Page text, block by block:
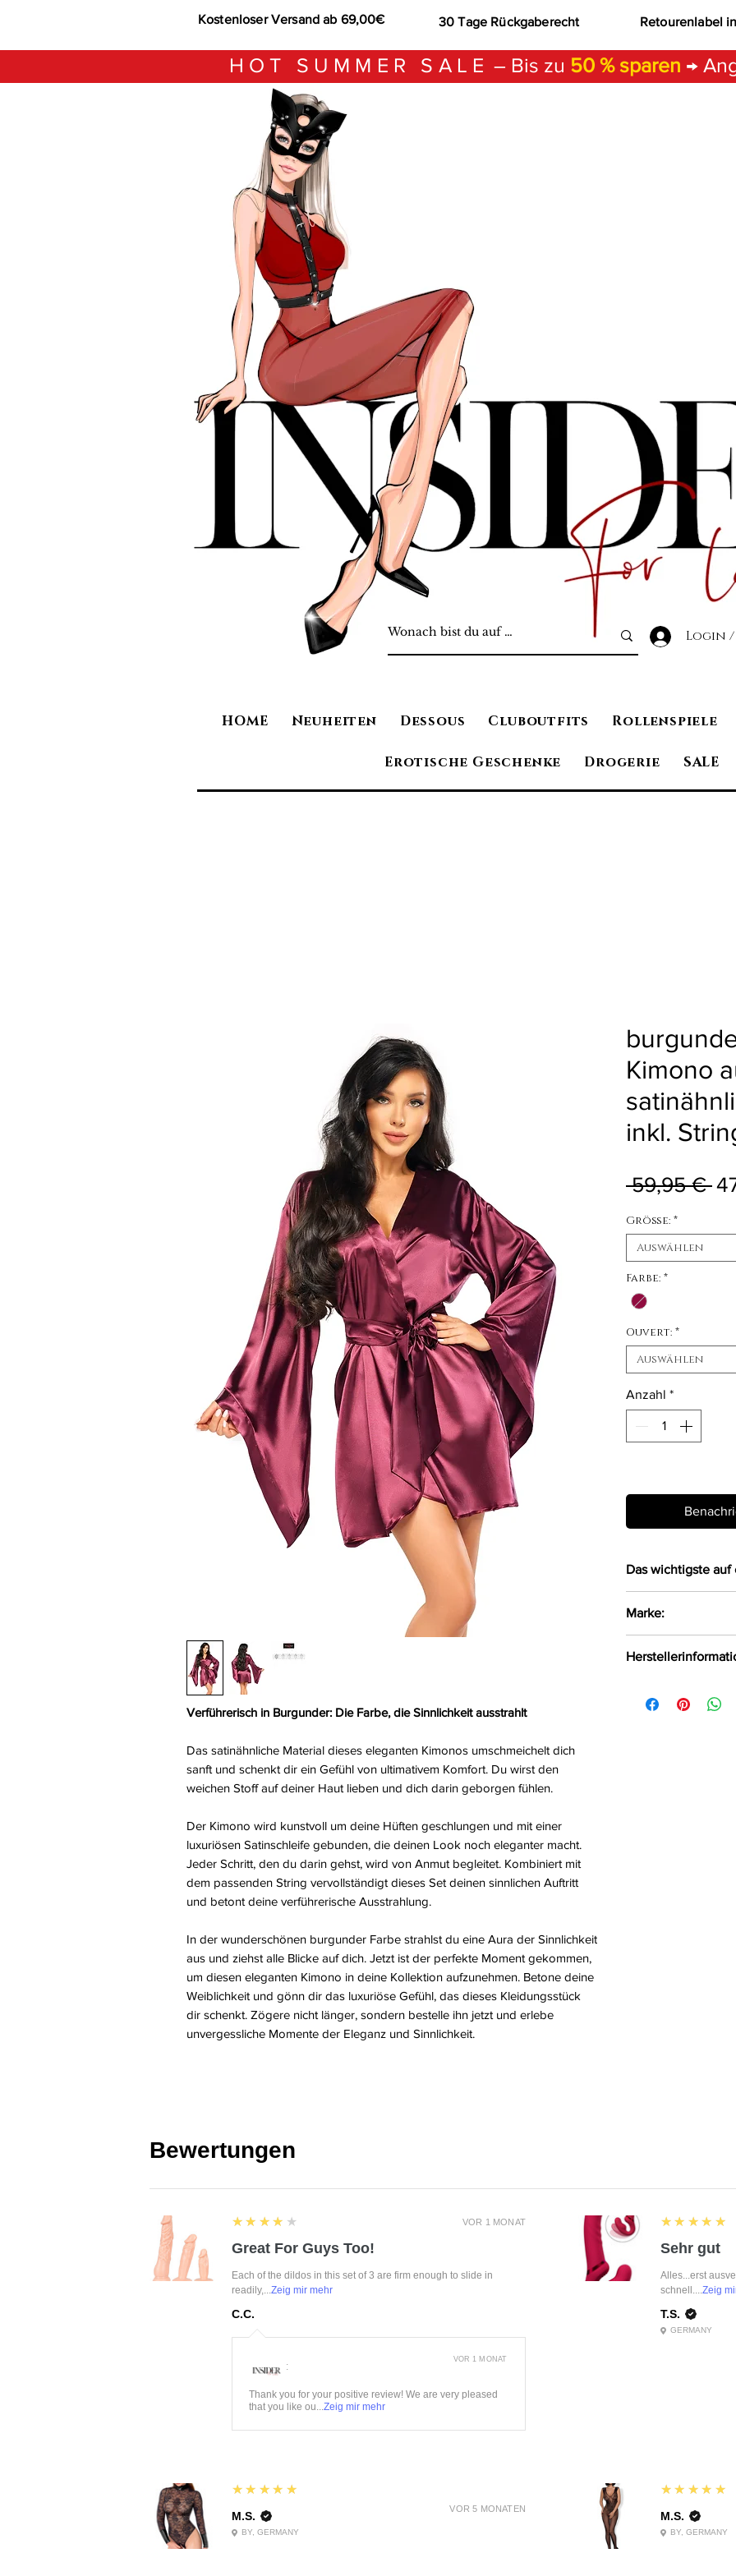
Kostenloser Versand ab 69,00€ 30 Tage Rückgaberecht Retourenlabel
HOT SUMMER SALE – Bis zu 50 % sparen →
Login /
HOME Neuheiten Dessous Cluboutfits Rollenspiele
Erotische Geschenke Drogerie SALE
Verführerisch in Burgunder: Die Farbe, die Sinnlichkeit ausstrahlt
Das satinähnliche Material dieses eleganten Kimonos umschmeichelt dich
sanft und schenkt dir ein Gefühl von ultimativem Komfort. Du wirst den
weichen Stoff auf deiner Haut lieben und dich darin geborgen fühlen.
Der Kimono wird kunstvoll um deine Hüften geschlungen und mit einer
luxuriösen Satinschleife gebunden, die deinen Look noch eleganter macht.
Jeder Schritt, den du darin gehst, wird von Anmut begleitet. Kombiniert mit
dem passenden String vervollständigt dieses Set deinen sinnlichen Auftritt
und betont deine verführerische Ausstrahlung.
In der wunderschönen burgunder Farbe strahlst du eine Aura der Sinnlichkeit
aus und ziehst alle Blicke auf dich. Jetzt ist der perfekte Moment gekommen,
um diesen eleganten Kimono in deine Kollektion aufzunehmen. Betone deine
Weiblichkeit und gönn dir das luxuriöse Gefühl, das dieses Kleidungsstück
dir schenkt. Zögere nicht länger, sondern bestelle ihn jetzt und erlebe
unvergessliche Momente der Eleganz und Sinnlichkeit.
Kimono
inkl.
59,95 €
Größe: *
Auswählen
Farbe: *
Ouvert: *
Auswählen
Anzahl *
Das wichtigste auf
satinähnlichem
Das weiche
Haut
Satinschleife
Marke:
Wielka, Polen, 42-
Bewertungen
VOR 1 MONAT
4
★★★★★
Great For Guys Too!
Each of the dildos in this set of 3 are firm enough to slide in
readily,...Zeig mir mehr
C.C.
:
Thank you for your positive review! We are very pleased
that you like ou...Zeig mir mehr
VOR 1 MONAT
5
★★★★★
Sehr gut
Alles...erst
schnell....Zeig
T.S.
GERMANY
VOR 5 MONATEN
5
★★★★★
M.S.
BY, GERMANY
5
★★★★★
M.S.
BY, GERMANY